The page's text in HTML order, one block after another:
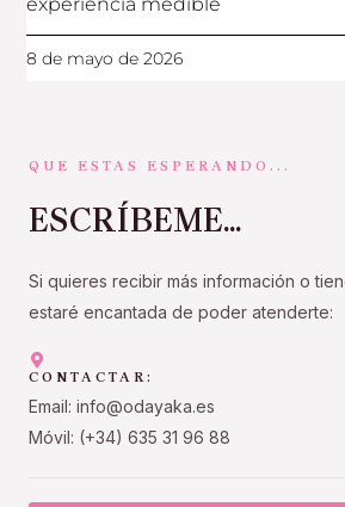
8 de mayo de 2026
QUE ESTAS ESPERANDO...
ESCRÍBEME...
Si quieres recibir más información o
estaré encantada de poder atenderte:
CONTACTAR:
Email: info@odayaka.es
Móvil: (+34) 635 31 96 88